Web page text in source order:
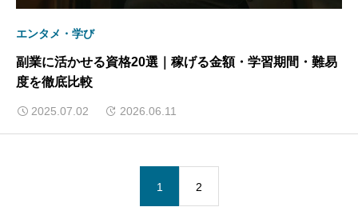
エンタメ・学び
副業に活かせる資格20選｜稼げる金額・学習期間・難易
度を徹底比較
2025.07.02 2026.06.11
1 2